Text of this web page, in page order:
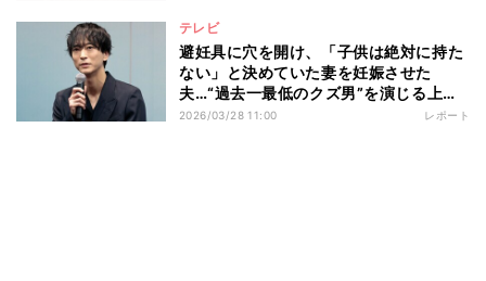
に堕ちるわよ』配信記念PARTY
テレビ
避妊具に穴を開け、「子供は絶対に持た
ない」と決めていた妻を妊娠させた
夫…“過去一最低のクズ男”を演じる上で
浅香航大が大切にしていることとは ド
2026/03/28 11:00 レポート